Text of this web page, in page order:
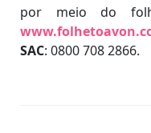
por meio do
SAC: 0800 708 2866.